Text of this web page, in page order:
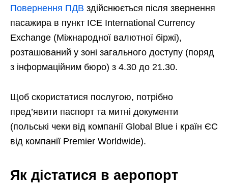
Повернення ПДВ здійснюється після звернення
пасажира в пункт ICE International Currency
Exchange (Міжнародної валютної біржі),
розташований у зоні загального доступу (поряд
з інформаційним бюро) з 4.30 до 21.30.
Щоб скористатися послугою, потрібно
пред’явити паспорт та митні документи
(польські чеки від компанії Global Blue і країн ЄС
від компанії Premier Worldwide).
Як дістатися в аеропорт